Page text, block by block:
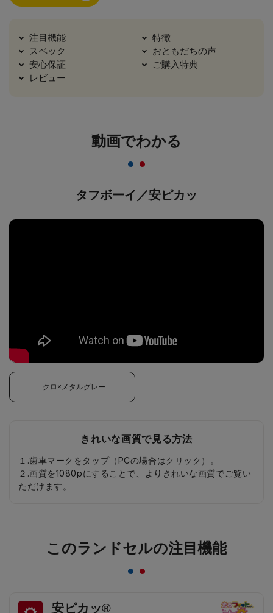
注目機能
特徴
スペック
おともだちの声
安心保証
ご購入特典
レビュー
動画でわかる
タフボーイ／安ピカッ
クロ×メタルグレー
きれいな画質で見る方法
１.歯車マークをタップ（PCの場合はクリック）。
２.画質を1080pにすることで、よりきれいな画質でご覧い
ただけます。
このランドセルの注目機能
安ピカッ®